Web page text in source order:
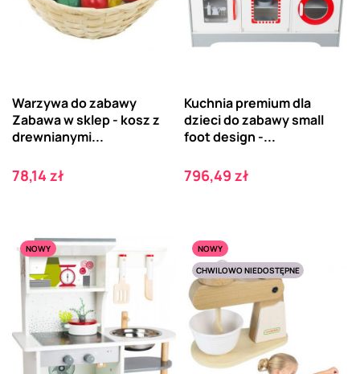
Warzywa do zabawy
Zabawa w sklep - kosz z
drewnianymi...
Cena
78,14 zł
Kuchnia premium dla
dzieci do zabawy small
foot design -...
Cena
796,49 zł
NOWY
NOWY
CHWILOWO NIEDOSTĘPNE